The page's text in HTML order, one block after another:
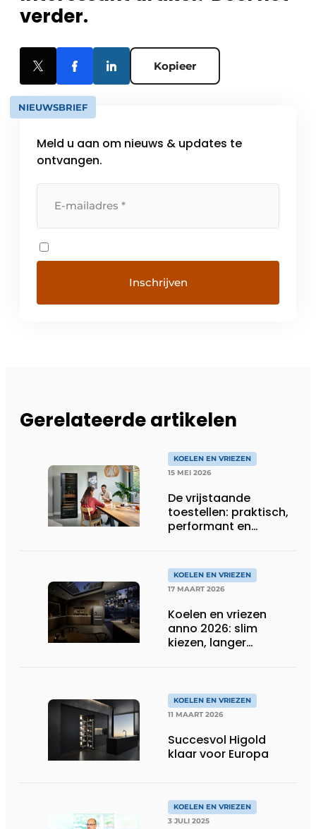
verder.
Kopieer
NIEUWSBRIEF
Meld u aan om nieuws & updates te
ontvangen.
Gerelateerde artikelen
KOELEN EN VRIEZEN
15 MEI 2026
De vrijstaande
toestellen: praktisch,
performant en
KOELEN EN VRIEZEN
17 MAART 2026
Koelen en vriezen
anno 2026: slim
kiezen, langer
KOELEN EN VRIEZEN
11 MAART 2026
Succesvol Higold
klaar voor Europa
KOELEN EN VRIEZEN
3 JULI 2025